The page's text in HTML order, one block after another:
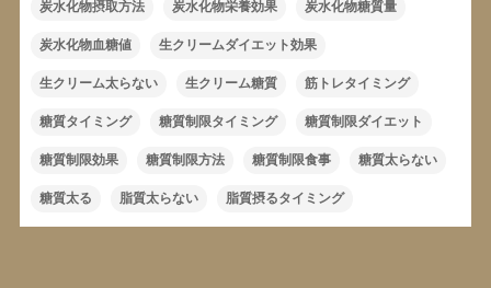
炭水化物摂取方法 炭水化物栄養効果 炭水化物糖質量
炭水化物血糖値 生クリームダイエット効果
生クリーム太らない 生クリーム糖質 筋トレタイミング
糖質タイミング 糖質制限タイミング 糖質制限ダイエット
糖質制限効果 糖質制限方法 糖質制限食事 糖質太らない
糖質太る 脂質太らない 脂質摂るタイミング